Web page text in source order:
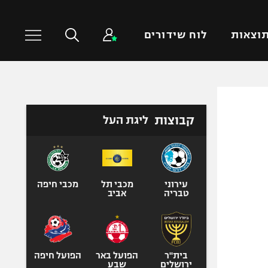
תוצאות לוח שידורים
טניס
כדורעף
ספורט אולימפי
קבוצות ליגת העל
עירוני
טבריה
מכבי תל
אביב
מכבי חיפה
בית"ר
ירושלים
הפועל באר
שבע
הפועל חיפה